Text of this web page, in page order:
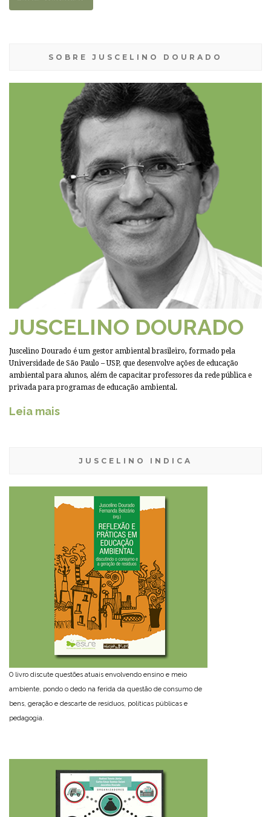
SOBRE JUSCELINO DOURADO
JUSCELINO DOURADO
Juscelino Dourado é um gestor ambiental brasileiro, formado pela
Universidade de São Paulo – USP, que desenvolve ações de educação
ambiental para alunos, além de capacitar professores da rede pública e
privada para programas de educação ambiental.
Leia mais
JUSCELINO INDICA
O livro discute questões atuais envolvendo ensino e meio
ambiente, pondo o dedo na ferida da questão de consumo de
bens, geração e descarte de resíduos, políticas públicas e
pedagogia.